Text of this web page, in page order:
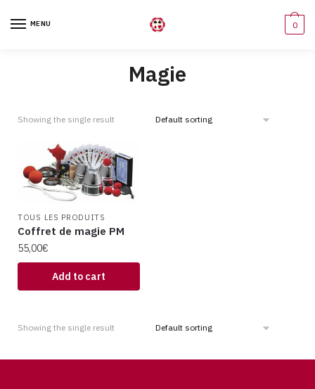
MENU 0
Magie
Showing the single result
TOUS LES PRODUITS
Coffret de magie PM
55,00€
Add to cart
Showing the single result